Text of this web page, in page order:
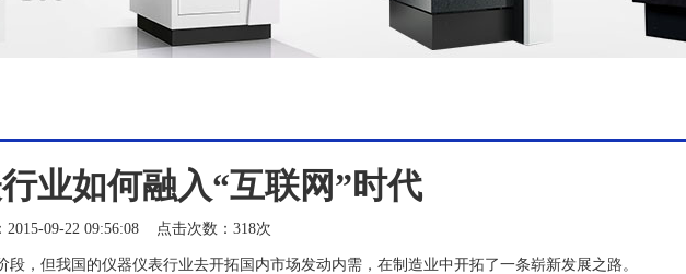
业如何融入“互联网”时代
2015-09-22 09:56:08 点击次数： 318次
，但我国的仪器仪表行业去开拓国内市场发动内需，在制造业中开拓了一条崭新发展之路。